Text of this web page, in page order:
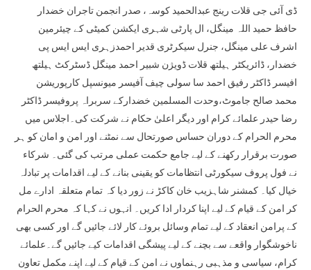
ڈی آئی جی قلات رینج عبدالحمید کوسہ، صدر انجمن تاجران خضدار
حافظ حمید اللہ مینگل، ال پارٹی شہری ایکشن کمیٹی کے چیئرمین
اشرف علی مینگل، جنرل سیکرٹری قدیر احمدزہری ایس ایس پی
خضدار، ڈائریکٹر ہیلتھ قلات ڈویژن شبیر احمد مینگل ڈسٹرکٹ ہیلتھ
افیسر ڈاکٹر رفیق احمد سا سولی چیف آفیسر میونسپل کارپوریشن
محمد صالح جاموٹ،وحدت المسلمین خضدارکے سربراہ پروفیسر ڈاکٹر
رضا حیدر علمائے کرام اور دیگر اعلیٰ حکام نے شرکت کی۔اجلاس میں
محرم الحرام کے دوران حساس صورتحال سے نمٹنے اور امن و امان کو ہر
صورت برقرار رکھنے کے لیے جامع حکمت عملی مرتب کی گئی۔ شرکاء
نے فول پروف سیکورٹی انتظامات کو یقینی بنانے کے لیے اقدامات پر تبادلہ
خیال کیا۔ کمشنر شاہزیب خان کاکڑ نے زور دیا کہ تمام متعلقہ ادارے مل
کر امن کے قیام کے لیے اپنا کردار ادا کریں۔ انہوں نے کہا کہ محرم الحرام
کے پرامن انعقاد کے لیے تمام وسائل بروئے کار لائے جائیں گے اور کسی بھی
ناخوشگوار واقعے سے بچنے کے لیے پیشگی اقدامات کیے جائیں گے۔علمائے
کرام، سیاسی و مذہبی رہنماوں نے امن کے قیام کے لیے اپنے مکمل تعاون